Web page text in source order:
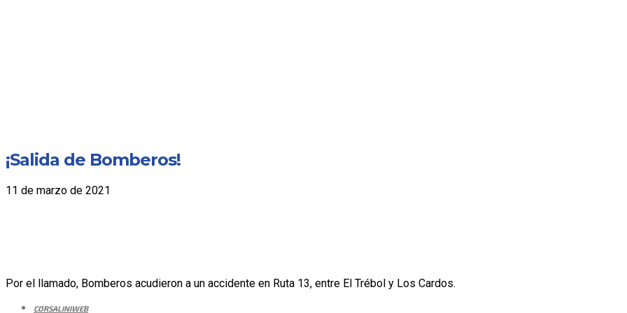
¡Salida de Bomberos!
11 de marzo de 2021
Por el llamado, Bomberos acudieron a un accidente en Ruta 13, entre El Trébol y Los Cardos.
CORSALINIWEB